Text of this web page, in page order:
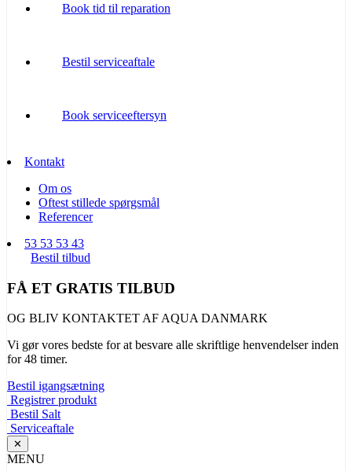
Book tid til reparation
Bestil serviceaftale
Book serviceeftersyn
Kontakt
Om os
Oftest stillede spørgsmål
Referencer
53 53 53 43
Bestil tilbud
FÅ ET GRATIS TILBUD
OG BLIV KONTAKTET AF AQUA DANMARK
Vi gør vores bedste for at besvare alle skriftlige henvendelser inden
for 48 timer.
Bestil igangsætning
Registrer produkt
Bestil Salt
Serviceaftale
✕
MENU